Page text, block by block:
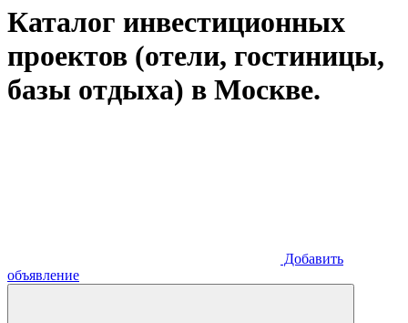
Каталог инвестиционных
проектов (отели, гостиницы,
базы отдыха) в Москве.
Добавить
объявление